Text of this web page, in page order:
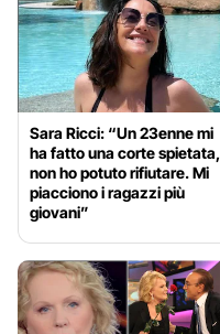
Sara Ricci: “Un 23enne mi
ha fatto una corte spietata,
non ho potuto rifiutare. Mi
piacciono i ragazzi più
giovani”